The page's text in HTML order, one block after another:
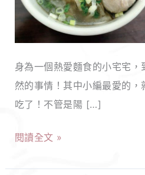
身為一個熱愛麵食的小宅宅
然的事情！其中小編最愛的
吃了！不管是陽 […]
麵
｜
全
台
最
閱讀全文 »